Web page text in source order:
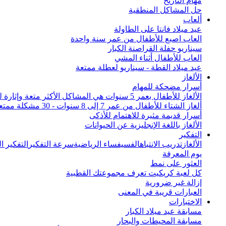
حل المشاكل المنطقية
ألعاب
عيد ميلاد فانتا على الطاولة
العاب اصبع للأطفال من عمر سنة واحدة
سيناريو حفلة القراصنة الكبار
العاب للأطفال أثناء المشي
عيد ميلاد القطة - سيناريو لعطلة ممتعة
الألغاز
أسرار مضحكة للمهام
الألغاز للأطفال بعمر 5 سنوات هي المشاكل الأكثر متعة وإثارة للاهتمام من جميع أنحاء العالم
ألغاز الشتاء للأطفال من عمر 7 إلى 8 سنوات - 30 مشكلة ممتعة
أسرار قديمة مثيرة للاهتمام للأذكى
الألغاز باللغة الإنجليزية عن الحيوانات
التفكير
الألغاز تدريب الانتباهالفسيفساء الرياضيةسرعة التفكير
يوم المعرفة
العثور على نمط
كل لعبة كريكيت تعرف مجموعتك القطبية
إزالة غير ضرورية
العبارات قريبة في المعنى
الاختبارات
مسابقة عيد ميلاد الكبار
مسابقة المحيطات والبحار